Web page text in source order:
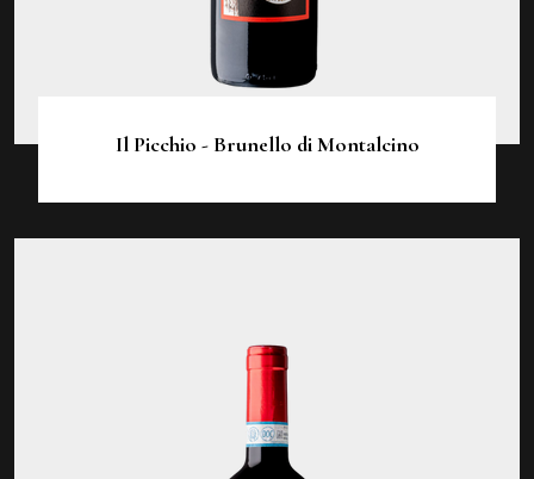
Il Picchio - Brunello di Montalcino